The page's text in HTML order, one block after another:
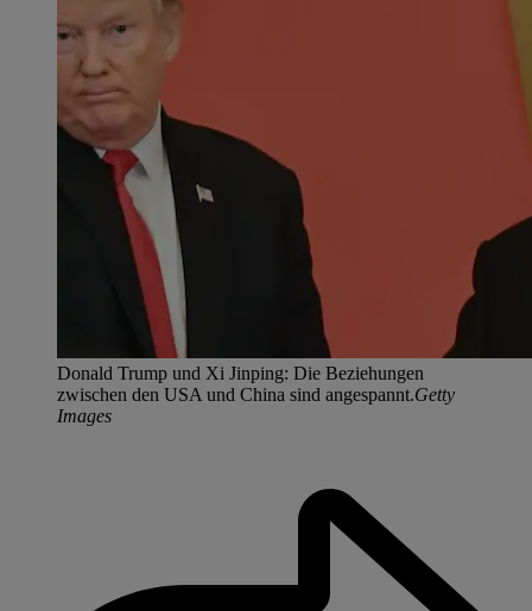
Donald Trump und Xi Jinping: Die Beziehungen
zwischen den USA und China sind angespannt.Getty
Images